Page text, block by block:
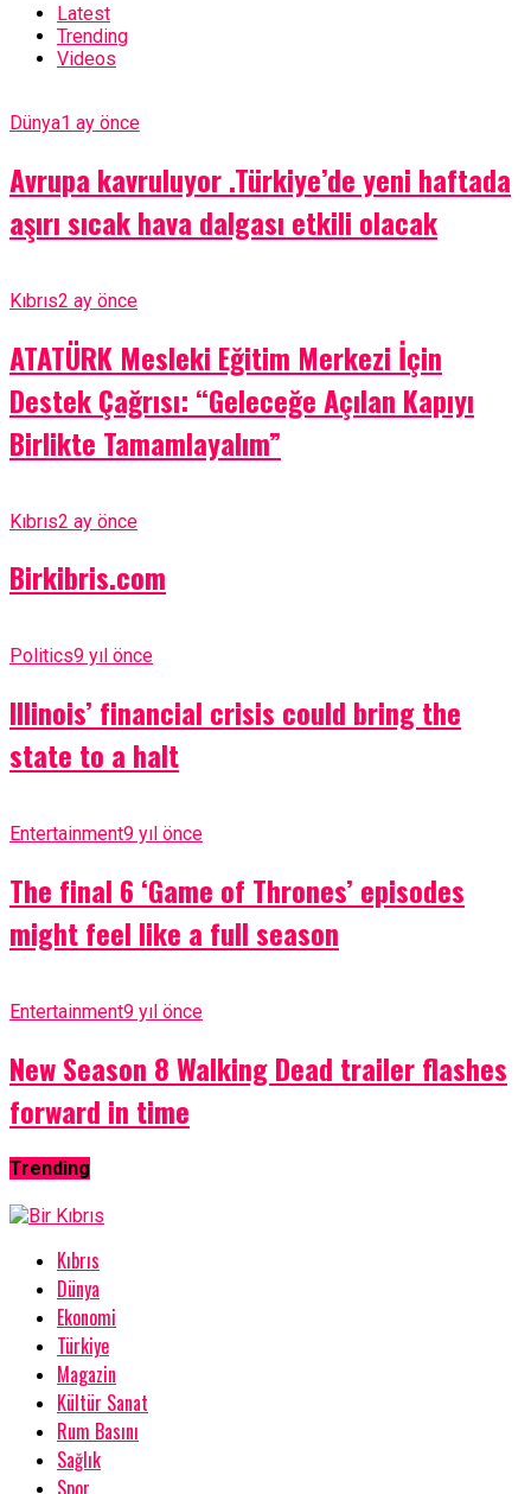
Latest
Trending
Videos
Dünya1 ay önce
Avrupa kavruluyor .Türkiye’de yeni haftada
aşırı sıcak hava dalgası etkili olacak
Kıbrıs2 ay önce
ATATÜRK Mesleki Eğitim Merkezi İçin
Destek Çağrısı: “Geleceğe Açılan Kapıyı
Birlikte Tamamlayalım”
Kıbrıs2 ay önce
Birkibris.com
Politics9 yıl önce
Illinois’ financial crisis could bring the
state to a halt
Entertainment9 yıl önce
The final 6 ‘Game of Thrones’ episodes
might feel like a full season
Entertainment9 yıl önce
New Season 8 Walking Dead trailer flashes
forward in time
Trending
Kıbrıs
Dünya
Ekonomi
Türkiye
Magazin
Kültür Sanat
Rum Basını
Sağlık